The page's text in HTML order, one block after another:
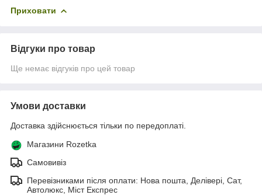
Приховати
Відгуки про товар
Ще немає відгуків про цей товар
Умови доставки
Доставка здійснюється тільки по передоплаті.
Магазини Rozetka
Самовивіз
Перевізниками після оплати: Нова пошта, Делівері, Сат,
Автолюкс, Міст Експрес